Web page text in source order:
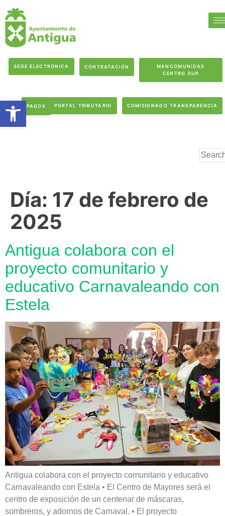
SEDE ELECTRÓNICA CONTRATACIÓN
MANCOMUNIDAD
CENTRO SUR
PAGOS PORTAL TRIBUTARIO COMISIONADO TRANSPARENCIA
Día: 17 de febrero de
2025
Antigua colabora con el
proyecto comunitario y
educativo Carnavaleando con
Estela
Antigua colabora con el proyecto comunitario y educativo
Carnavaleando con Estela • El Centro de Mayores será el
centro de exposición de un centenar de máscaras,
sombreros, y adornos de Carnaval. • El proyecto
Abrir barra de herramientas